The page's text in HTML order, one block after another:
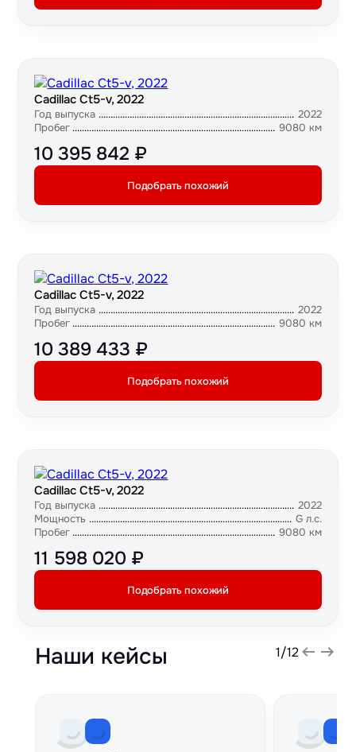
Cadillac Ct5-v, 2022
Год выпуска
2022
Пробег
9080 км
10 395 842 ₽
Подобрать похожий
Cadillac Ct5-v, 2022
Год выпуска
2022
Пробег
9080 км
10 389 433 ₽
Подобрать похожий
Cadillac Ct5-v, 2022
Год выпуска
2022
Мощность
G л.с.
Пробег
9080 км
11 598 020 ₽
Подобрать похожий
Наши кейсы 1/12